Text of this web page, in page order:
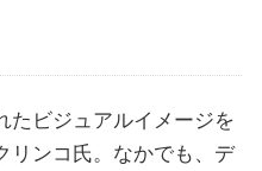
たビジュアルイメージを
リンコ氏。なかでも、デ